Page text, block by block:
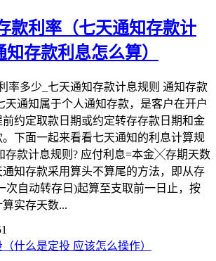
款利率（七天通知存款计
知存款利息怎么算）
率多少_七天通知存款计息规则 通知存款
天通知属于个人通知存款，是客户在开户
约定取款日期或约定转存存款日期和金
下面一起来看看七天通知的利息计算规
存款计息规则? 应付利息=本金╳存期天数
知存款采用算头不算尾的方法，即从存
次自动转存日)起算至支取前一日止，按
实存天数...